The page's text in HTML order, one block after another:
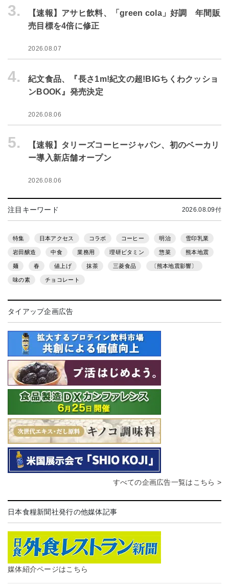
3.
【速報】アサヒ飲料、「green cola」好調 年間販
売目標を4倍に修正
2026.08.07
4.
紀文食品、『長さ1m!紀文の超!BIGちくわクッショ
ンBOOK』発売決定
2026.08.06
5.
【速報】タリーズコーヒージャパン、初のベーカリ
ー導入新店舗オープン
2026.08.06
注目キーワード 2026.08.09付
特集 日本アクセス コラボ コーヒー 明治 雪印乳業
岩田醸造 中食 業務用 理研ビタミン 惣菜 熊本地震
麺 春 値上げ 抹茶 三菱食品 〔熊本地震影響〕
味の素 チョコレート
タイアップ企画広告
すべての企画広告一覧はこちら >
日本食糧新聞社発行の他媒体記事
媒体紹介ページはこちら